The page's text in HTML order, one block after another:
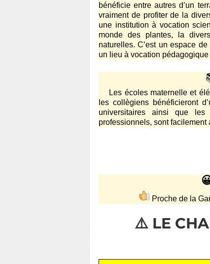
bénéficie entre autres d’un
vraiment de profiter de la
une institution à vocation
monde des plantes, la
naturelles. C’est un espace
un lieu à vocation
Les écoles maternelle et
les collègiens bénéficieront
universitaires ainsi que les
professionnels, sont
Proche de
⚠️ LE